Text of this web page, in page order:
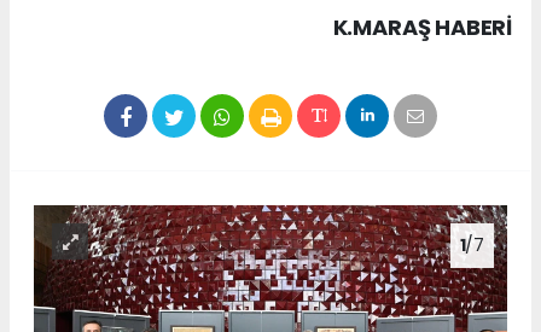
K.MARAŞ HABERİ
1/7